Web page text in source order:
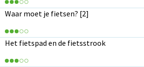
Waar moet je fietsen? [2]
Het fietspad en de fietsstrook